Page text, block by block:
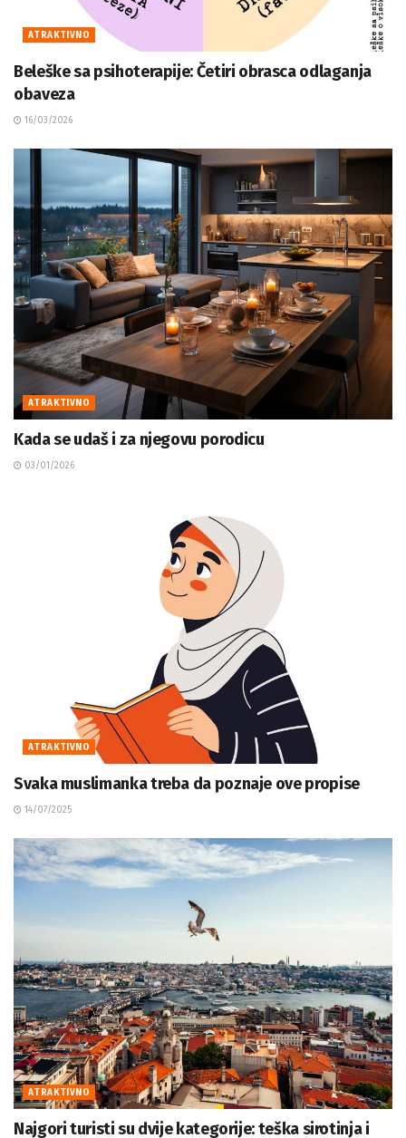
ATRAKTIVNO
Beleške sa psihoterapije: Četiri obrasca odlaganja
obaveza
16/03/2026
ATRAKTIVNO
Kada se udaš i za njegovu porodicu
03/01/2026
ATRAKTIVNO
Svaka muslimanka treba da poznaje ove propise
14/07/2025
ATRAKTIVNO
Najgori turisti su dvije kategorije: teška sirotinja i